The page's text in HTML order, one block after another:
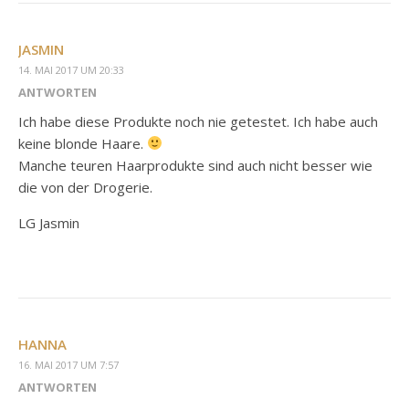
JASMIN
14. MAI 2017 UM 20:33
ANTWORTEN
Ich habe diese Produkte noch nie getestet. Ich habe auch
keine blonde Haare.
Manche teuren Haarprodukte sind auch nicht besser wie
die von der Drogerie.
LG Jasmin
HANNA
16. MAI 2017 UM 7:57
ANTWORTEN